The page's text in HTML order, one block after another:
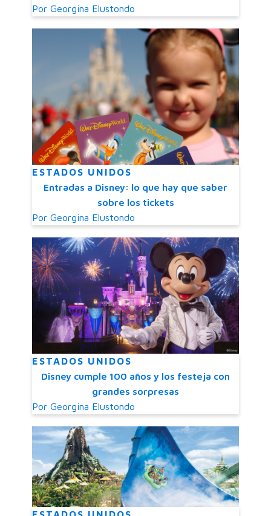
Por Georgina Elustondo
ESTADOS UNIDOS
Entradas a Disney: lo que hay que saber
sobre los tickets
Por Georgina Elustondo
ESTADOS UNIDOS
Disney cumple 100 años y los festeja con
grandes sorpresas
Por Georgina Elustondo